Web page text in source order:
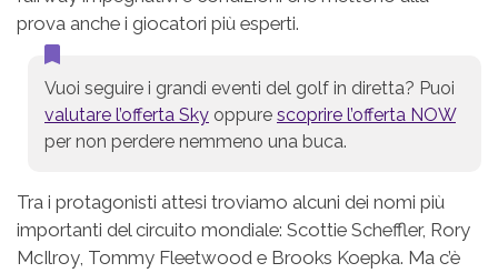
prova anche i giocatori più esperti.
Vuoi seguire i grandi eventi del golf in diretta? Puoi
valutare l’offerta Sky oppure scoprire l’offerta NOW
per non perdere nemmeno una buca.
Tra i protagonisti attesi troviamo alcuni dei nomi più
importanti del circuito mondiale: Scottie Scheffler, Rory
McIlroy, Tommy Fleetwood e Brooks Koepka. Ma c’è